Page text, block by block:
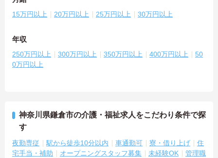
15万円以上 20万円以上 25万円以上 30万円以上
年収
250万円以上 300万円以上 350万円以上 400万円以上
50
0万円以上
神奈川県鎌倉市の介護・福祉求人をこだわり条件で探
す
夜勤専従 駅から徒歩10分以内 車通勤可 寮・借り上げ
住
宅手当・補助
オープニングスタッフ募集 未経験OK
管理職